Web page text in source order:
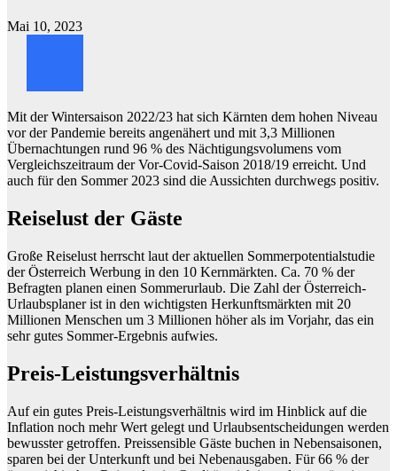
Mai 10, 2023
Mit der Wintersaison 2022/23 hat sich Kärnten dem hohen Niveau
vor der Pandemie bereits angenähert und mit 3,3 Millionen
Übernachtungen rund 96 % des Nächtigungsvolumens vom
Vergleichszeitraum der Vor-Covid-Saison 2018/19 erreicht. Und
auch für den Sommer 2023 sind die Aussichten durchwegs positiv.
Reiselust der Gäste
Große Reiselust herrscht laut der aktuellen Sommerpotentialstudie
der Österreich Werbung in den 10 Kernmärkten. Ca. 70 % der
Befragten planen einen Sommerurlaub. Die Zahl der Österreich-
Urlaubsplaner ist in den wichtigsten Herkunftsmärkten mit 20
Millionen Menschen um 3 Millionen höher als im Vorjahr, das ein
sehr gutes Sommer-Ergebnis aufwies.
Preis-Leistungsverhältnis
Auf ein gutes Preis-Leistungsverhältnis wird im Hinblick auf die
Inflation noch mehr Wert gelegt und Urlaubsentscheidungen werden
bewusster getroffen. Preissensible Gäste buchen in Nebensaisonen,
sparen bei der Unterkunft und bei Nebenausgaben. Für 66 % der